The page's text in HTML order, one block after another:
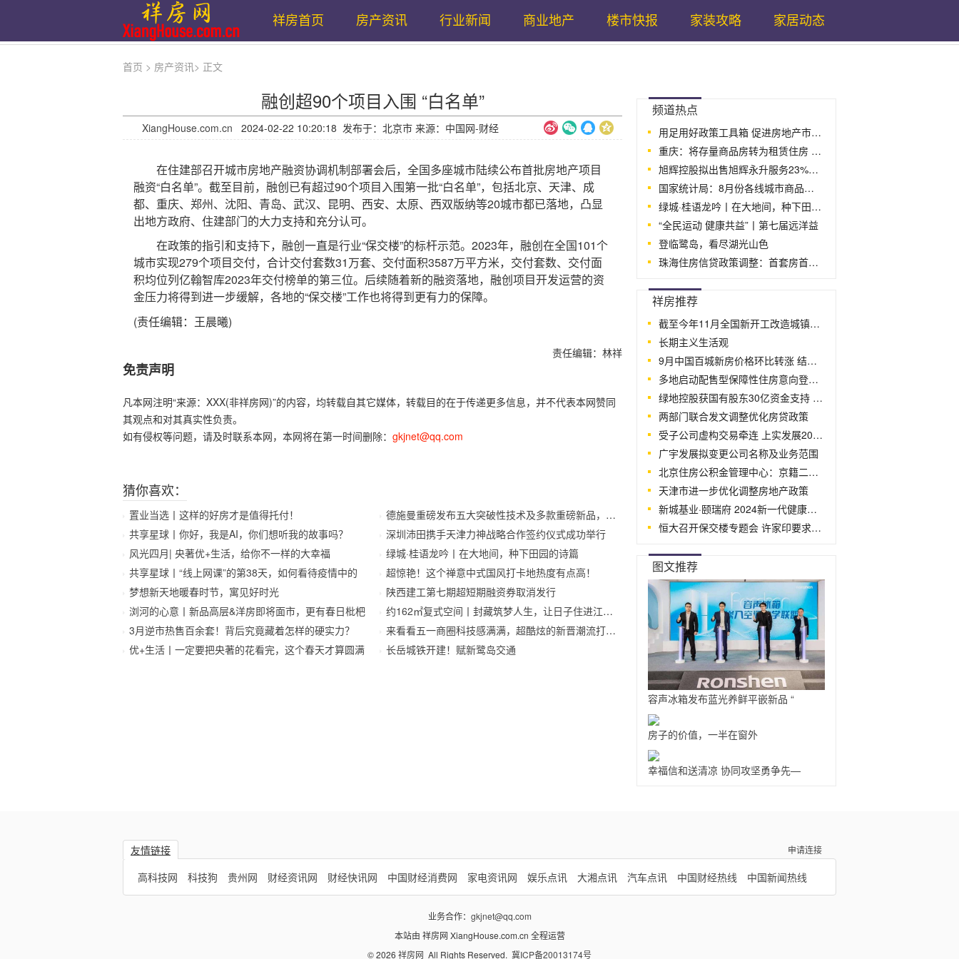
祥房首页 房产资讯 行业新闻 商业地产 楼市快报 家装攻略 家居动态
首页 > 房产资讯> 正文
融创超90个项目入围 “白名单”
XiangHouse.com.cn 2024-02-22 10:20:18 发布于：北京市 来源：中国网-财经
在住建部召开城市房地产融资协调机制部署会后，全国多座城市陆续公布首批房地产项目
融资“白名单”。截至目前，融创已有超过90个项目入围第一批“白名单”，包括北京、天津、成
都、重庆、郑州、沈阳、青岛、武汉、昆明、西安、太原、西双版纳等20城市都已落地，凸显
出地方政府、住建部门的大力支持和充分认可。
在政策的指引和支持下，融创一直是行业“保交楼”的标杆示范。2023年，融创在全国101个
城市实现279个项目交付，合计交付套数31万套、交付面积3587万平方米，交付套数、交付面
积均位列亿翰智库2023年交付榜单的第三位。后续随着新的融资落地，融创项目开发运营的资
金压力将得到进一步缓解，各地的“保交楼”工作也将得到更有力的保障。
(责任编辑：王晨曦)
责任编辑：林祥
免责声明
凡本网注明“来源：XXX(非祥房网)”的内容，均转载自其它媒体，转载目的在于传递更多信息，并不代表本网赞同
其观点和对其真实性负责。
如有侵权等问题，请及时联系本网，本网将在第一时间删除： gkjnet@qq.com
猜你喜欢：
置业当选丨这样的好房才是值得托付！
共享星球丨你好，我是AI，你们想听我的故事吗？
风光四月| 央著优+生活，给你不一样的大幸福
共享星球丨“线上网课”的第38天，如何看待疫情中的
梦想新天地暖春时节，寓见好时光
浏河的心意丨新品高层&洋房即将面市，更有春日枇杷
3月逆市热售百余套！背后究竟藏着怎样的硬实力？
优+生活丨一定要把央著的花看完，这个春天才算圆满
德施曼重磅发布五大突破性技术及多款重磅新品，开启
深圳沛田携手天津力神战略合作签约仪式成功举行
绿城·桂语龙吟丨在大地间，种下田园的诗篇
超惊艳！这个禅意中式国风打卡地热度有点高！
陕西建工第七期超短期融资券取消发行
约162㎡复式空间丨封藏筑梦人生，让日子住进江南里
来看看五一商圈科技感满满，超酷炫的新晋潮流打卡地
长岳城铁开建！赋新鹭岛交通
频道热点
用足用好政策工具箱 促进房地产市场平
重庆：将存量商品房转为租赁住房 促房市
旭辉控股拟出售旭辉永升服务23%股份，已
国家统计局：8月份各线城市商品住宅销售
绿城·桂语龙吟丨在大地间，种下田园的诗
“全民运动 健康共益”丨第七届远洋益
登临鹭岛，看尽湖光山色
珠海住房信贷政策调整：首套房首付最低15
祥房推荐
截至今年11月全国新开工改造城镇老旧小
长期主义生活观
9月中国百城新房价格环比转涨 结束“四
多地启动配售型保障性住房意向登记工作
绿地控股获国有股东30亿资金支持 增强
两部门联合发文调整优化房贷政策
受子公司虚构交易牵连 上实发展2021年
广宇发展拟变更公司名称及业务范围
北京住房公积金管理中心：京籍二孩以上家
天津市进一步优化调整房地产政策
新城基业·颐瑞府 2024新一代健康生活
恒大召开保交楼专题会 许家印要求确保
图文推荐
容声冰箱发布蓝光养鲜平嵌新品 “
房子的价值，一半在窗外
幸福信和送清凉 协同攻坚勇争先—
申请连接
友情链接
高科技网
科技狗 贵州网 财经资讯网 财经快讯网 中国财经消费网 家电资讯网 娱乐点讯 大湘点讯 汽车点讯 中国财经热线 中国新闻热线
业务合作： gkjnet@qq.com
本站由 祥房网 XiangHouse.com.cn 全程运营
© 2026 祥房网 All Rights Reserved. 冀ICP备20013174号